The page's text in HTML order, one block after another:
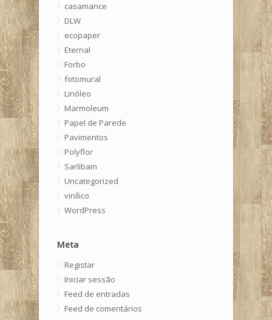
casamance
DLW
ecopaper
Eternal
Forbo
fotomural
Linóleo
Marmoleum
Papel de Parede
Pavimentos
Polyflor
Sarlibain
Uncategorized
vinílico
WordPress
Meta
Registar
Iniciar sessão
Feed de entradas
Feed de comentários